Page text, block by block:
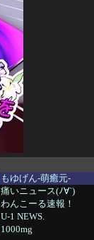
もゆげん-萌癒元-
痛いニュース(ﾉ∀`)
わんこーる速報！
U-1 NEWS.
1000mg